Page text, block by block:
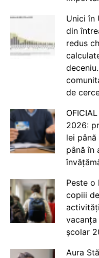
Unici în
din
redus
de
2026:
lei
până în
Peste o
copiii
vacanța
școlar
Aura